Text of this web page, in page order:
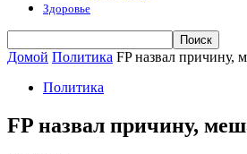
Здоровье
Домой Политика FP назвал причину,
Политика
FP назвал причину,